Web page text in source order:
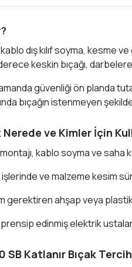
dış kılıf soyma, kesme
keskin bıçağı,
güvenliği ön planda
bıçağın istenmeyen
ve Kimler İçin
kablo soyma ve saha
ve malzeme kesim
gerektiren ahşap veya
prensip edinmiş elektrik
Katlanır Bıçak